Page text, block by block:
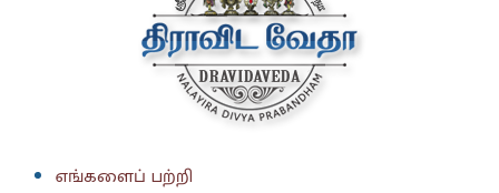
எங்களைப் பற்றி